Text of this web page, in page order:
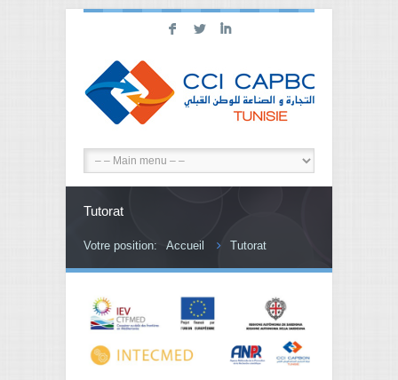
F L I
Tutorat
Votre position: Accueil Tutorat